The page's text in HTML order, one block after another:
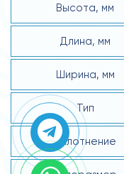
Высота, мм
Длина, мм
Ширина, мм
Тип
Уплотнение